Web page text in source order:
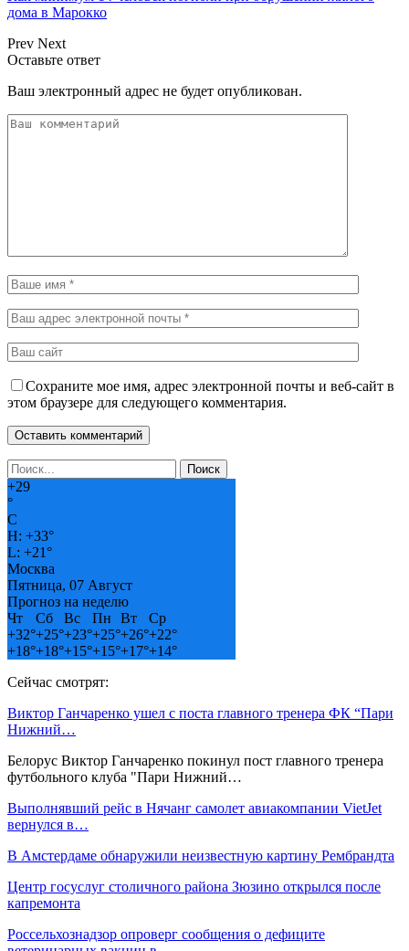
дома в Марокко
Prev Next
Оставьте ответ
Ваш электронный адрес не будет опубликован.
Сохраните мое имя, адрес электронной почты и веб-сайт в
этом браузере для следующего комментария.
+29
°
C
H: +33°
L: +21°
Москва
Пятница, 07 Август
Прогноз на неделю
Чт
Сб Вс Пн Вт
Ср
+32°+25°+23°+25°+26°+22°
+18°+18°+15°+15°+17°+14°
Сейчас смотрят:
Виктор Ганчаренко ушел с поста главного тренера ФК “Пари
Нижний…
Белорус Виктор Ганчаренко покинул пост главного тренера
футбольного клуба "Пари Нижний…
Выполнявший рейс в Нячанг самолет авиакомпании VietJet
вернулся в…
В Амстердаме обнаружили неизвестную картину Рембрандта
Центр госуслуг столичного района Зюзино открылся после
капремонта
Россельхознадзор опроверг сообщения о дефиците